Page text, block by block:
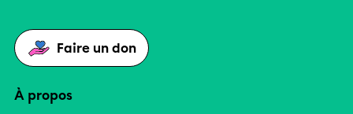
Faire un don
À propos